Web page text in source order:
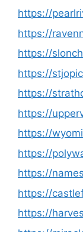
https://
https://
https://
https://
https://
https://
https://
https://
https://
https://
https://